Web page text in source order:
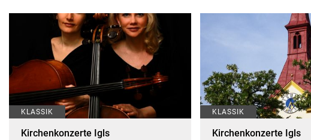
KLASSIK
Kirchenkonzerte Igls
KLASSIK
Kirchenkonzerte Igls